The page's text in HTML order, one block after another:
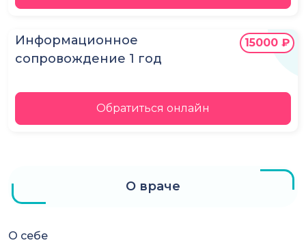
Информационное
сопровождение 1 год
15000 ₽
Обратиться онлайн
О враче
О себе